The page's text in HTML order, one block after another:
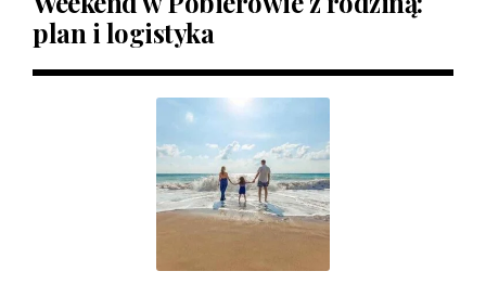
plan i logistyka